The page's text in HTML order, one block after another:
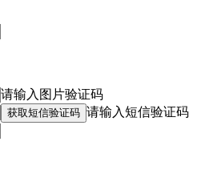
请输入图片验证码
获取短信验证码 请输入短信验证码